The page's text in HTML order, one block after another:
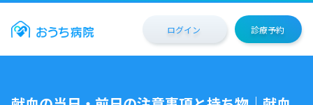
ログイン 診療予約